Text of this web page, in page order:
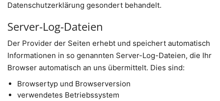
Datenschutzerklärung gesondert behandelt.
Server-Log-Dateien
Der Provider der Seiten erhebt und speichert automatisch
Informationen in so genannten Server-Log-Dateien, die Ihr
Browser automatisch an uns übermittelt. Dies sind:
Browsertyp und Browserversion
verwendetes Betriebssystem